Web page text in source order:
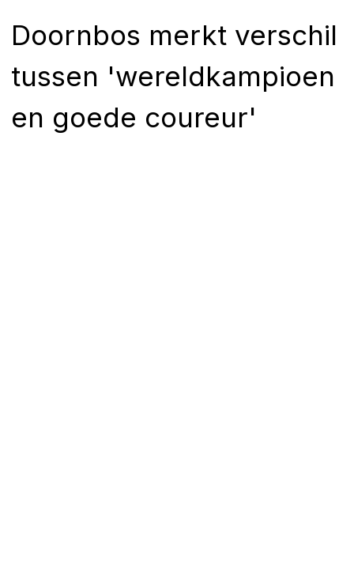
Doornbos merkt verschil
tussen 'wereldkampioen
en goede coureur'